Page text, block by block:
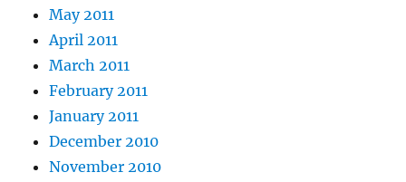
May 2011
April 2011
March 2011
February 2011
January 2011
December 2010
November 2010